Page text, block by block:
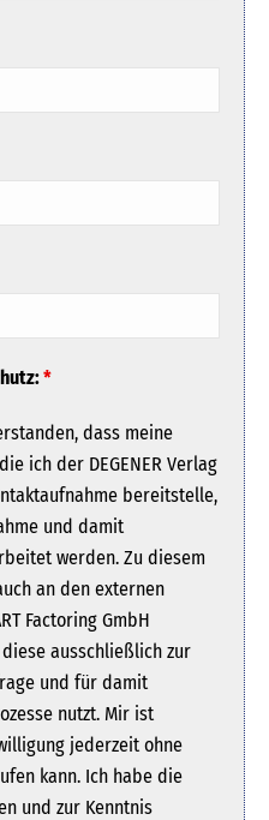
*
dass meine
ich der DEGENER Verlag
bereitstelle,
und damit
werden. Zu diesem
an den externen
Factoring GmbH
ausschließlich zur
und für damit
nutzt. Mir ist
jederzeit ohne
kann. Ich habe die
und zur Kenntnis